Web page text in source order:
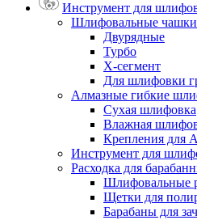
Инструмент для
Шлифовальные чашки
Двурядные
Турбо
Х-сегмент
Для шлифовки
Алмазные гибкие
Cухая шлифовка
Влажная
Крепления
Инструмент для
Расходка для
Шлифовальные
Щетки для
Барабаны для